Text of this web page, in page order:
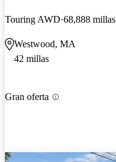
Touring AWD 68,888 millas
Westwood, MA
42 millas
Gran oferta